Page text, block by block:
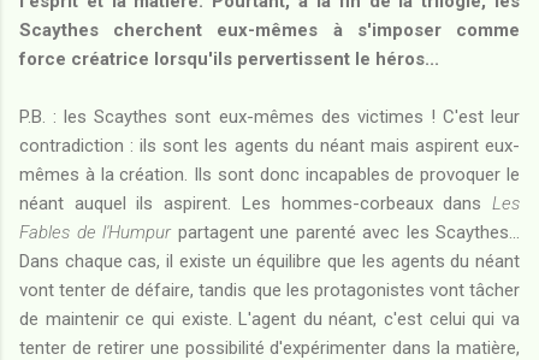
Scaythes cherchent eux-mêmes à s'imposer comme
force créatrice lorsqu'ils pervertissent le héros...
P.B. : les Scaythes sont eux-mêmes des victimes ! C'est leur
contradiction : ils sont les agents du néant mais aspirent eux-
mêmes à la création. Ils sont donc incapables de provoquer le
néant auquel ils aspirent. Les hommes-corbeaux dans Les
Fables de l'Humpur partagent une parenté avec les Scaythes...
Dans chaque cas, il existe un équilibre que les agents du néant
vont tenter de défaire, tandis que les protagonistes vont tâcher
de maintenir ce qui existe. L'agent du néant, c'est celui qui va
tenter de retirer une possibilité d'expérimenter dans la matière,